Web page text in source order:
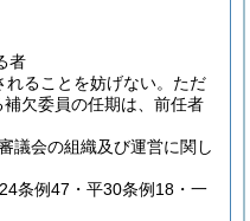
者
ることを妨げない。 ただ
欠委員の任期は、前任者
議会の組織及び運営に関し
条例47・平30条例18・一